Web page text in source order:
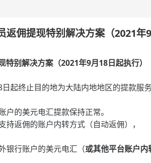
佣提现特别解决方案（2021年9
别解决方案（2021年9月18日起执行）
起终止目的地为大陆内地地区的提款服
的美元电汇提款保持正常。
返佣的账户内转方式（自动返佣），
银行账户的美元电汇（或其他平台账户